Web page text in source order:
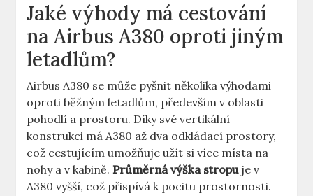
Jaké výhody má‍ cestování
na Airbus⁤ A380 ‌oproti jiným
letadlům?
Airbus⁤ A380 se⁢ může pyšnit‍ několika výhodami
oproti běžným letadlům, především v oblasti
pohodlí a prostoru. Díky své ⁢vertikální
konstrukci má A380‍ až dva odkládací prostory,
což ⁤cestujícím umožňuje užít si⁤ více místa na
nohy a v kabině.Průměrná výška stropuje v
A380 vyšší, což přispívá k pocitu prostornosti.